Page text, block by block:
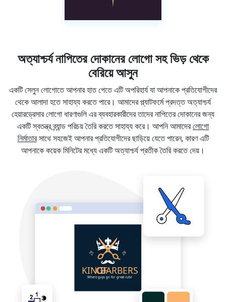
অত্যাশ্চর্য নাপিতের দোকানের লোগো সহ ভিড় থেকে
বেরিয়ে আসুন
একটি সেলুন লোগোতে আপনার হাত পেতে এটি অপরিহার্য যা আপনাকে প্রতিযোগীদের
থেকে আলাদা হতে সাহায্য করতে পারে। আমাদের প্ল্যাটফর্মে প্রদত্ত অত্যাশ্চর্য
হেয়ারড্রেসার লোগো ধারণাগুলি এর ব্যবহারকারীদের তাদের নাপিতের দোকানের জন্য
একটি স্বতন্ত্র ব্র্যান্ড পরিচয় তৈরি করতে সাহায্য করে। আপনি আমাদেরলোগো
নির্মাতারসাথে সহজেই আপনার প্রতিযোগীদের ছাড়িয়ে যেতে পারেন, কারণ এটি
আপনাকে কয়েক মিনিটের মধ্যে একটি অত্যাশ্চর্য প্রতীক তৈরি করতে দেয়।